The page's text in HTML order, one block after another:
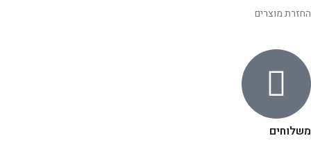
החזרת מוצרים
משלוחים